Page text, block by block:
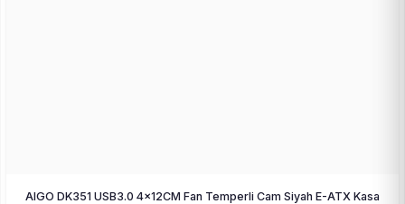
AIGO DK351 USB3.0 4×12CM Fan Temperli Cam Siyah E-ATX Kasa